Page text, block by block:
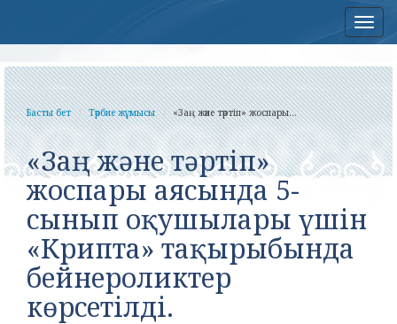
Басты бет Тәрбие жұмысы «Заң және тәртіп» жоспары...
«Заң және тәртіп»
жоспары аясында 5-
сынып оқушылары үшін
«Крипта» тақырыбында
бейнероликтер
көрсетілді.